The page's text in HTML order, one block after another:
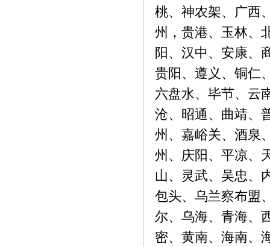
桃、神农架、广西
州，贵港、玉林、
阳、汉中、安康、
贵阳、遵义、铜仁
六盘水、毕节、云
沧、昭通、曲靖、
州、嘉峪关、酒泉
州、庆阳、平凉、
山、灵武、吴忠、
包头、乌兰察布盟
尔、乌海、青海、
密、黄南、海南、